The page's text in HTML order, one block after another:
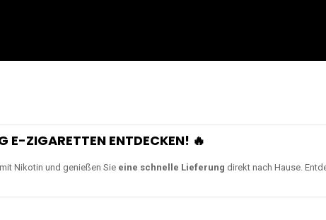
E-ZIGARETTEN ENTDECKEN! 🔥
mit Nikotin und genießen Sie eine schnelle Lieferung direkt nach Hause.